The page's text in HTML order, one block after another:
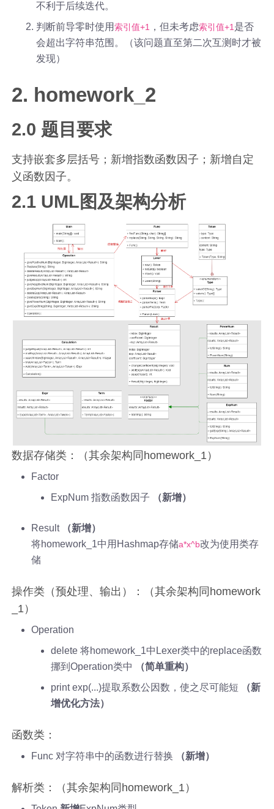
不利于后续迭代。
判断前导零时使用索引值+1 ，但未考虑索引值+1 是否
会超出字符串范围。（该问题直至第二次互测时才被
发现）
2. homework_2
2.0 题目要求
支持嵌套多层括号；新增指数函数因子；新增自定
义函数因子。
2.1 UML图及架构分析
数据存储类：（其余架构同homework_1）
Factor
ExpNum 指数函数因子
（新增）
Result
（新增）
将homework_1中用Hashmap存储a*x^b改为使用类存
储
操作类（预处理、输出）：（其余架构同homework
_1）
Operation
delete 将homework_1中Lexer类中的replace函数
挪到Operation类中
（简单重构）
print exp(...)提取系数公因数，使之尽可能短
（新
增优化方法）
函数类：
Func 对字符串中的函数进行替换 （新增）
解析类：（其余架构同homework_1）